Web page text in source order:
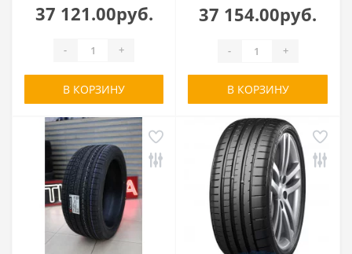
37 121.00руб.
- +
В КОРЗИНУ
37 154.00руб.
- +
В КОРЗИНУ